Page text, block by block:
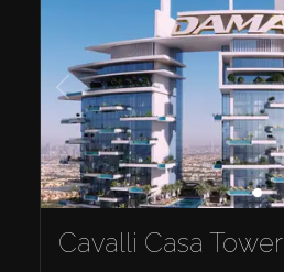
Cavalli Casa Tower